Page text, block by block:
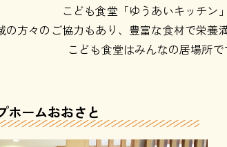
こども食堂「ゆうあいキッチン
の方々のご協力もあり、豊富な食材で栄養
こども食堂はみんなの居場所
ホームおおさと